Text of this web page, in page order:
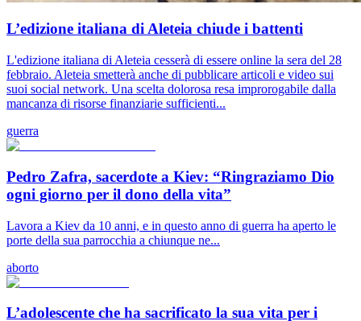
L’edizione italiana di Aleteia chiude i battenti
L'edizione italiana di Aleteia cesserà di essere online la sera del 28
febbraio. Aleteia smetterà anche di pubblicare articoli e video sui
suoi social network. Una scelta dolorosa resa improrogabile dalla
mancanza di risorse finanziarie sufficienti...
guerra
Pedro Zafra, sacerdote a Kiev: “Ringraziamo Dio
ogni giorno per il dono della vita”
Lavora a Kiev da 10 anni, e in questo anno di guerra ha aperto le
porte della sua parrocchia a chiunque ne...
aborto
L’adolescente che ha sacrificato la sua vita per i